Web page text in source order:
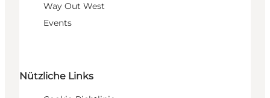
Way Out West
Events
Nützliche Links